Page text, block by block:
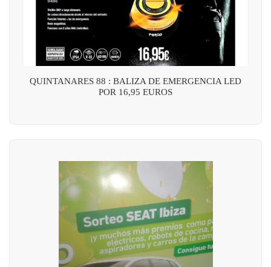
QUINTANARES 88 : BALIZA DE EMERGENCIA LED
POR 16,95 EUROS